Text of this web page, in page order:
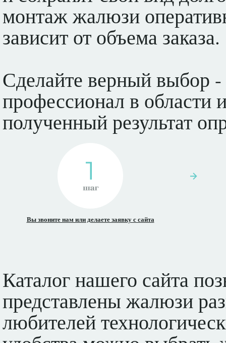
монтаж жалюзи
зависит от объема заказа.
Сделайте верный выбор
профессионал в области
полученный результат
Вы звоните нам или делаете заявку с сайта
Каталог нашего сайта
представлены жалюзи
любителей